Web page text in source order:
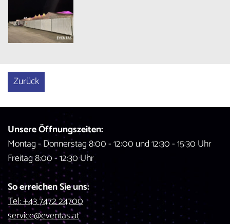
anzeigen
Zurück
Unsere Öffnungszeiten:
Montag - Donnerstag 8:00 - 12:00 und 12:30 - 15:30 Uhr
Freitag 8:00 - 12:30 Uhr
So erreichen Sie uns:
Tel: +43 7472 24700
service@eventas.at